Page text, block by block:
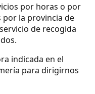
por horas o por
la provincia de
de recogida
indicada en el
para dirigirnos